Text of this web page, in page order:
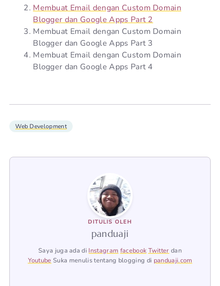
Membuat Email dengan Custom Domain
Blogger dan Google Apps Part 2
Membuat Email dengan Custom Domain
Blogger dan Google Apps Part 3
Membuat Email dengan Custom Domain
Blogger dan Google Apps Part 4
Web Development
DITULIS OLEH
panduaji
Saya juga ada di Instagram facebook Twitter dan
Youtube Suka menulis tentang blogging di panduaji.com